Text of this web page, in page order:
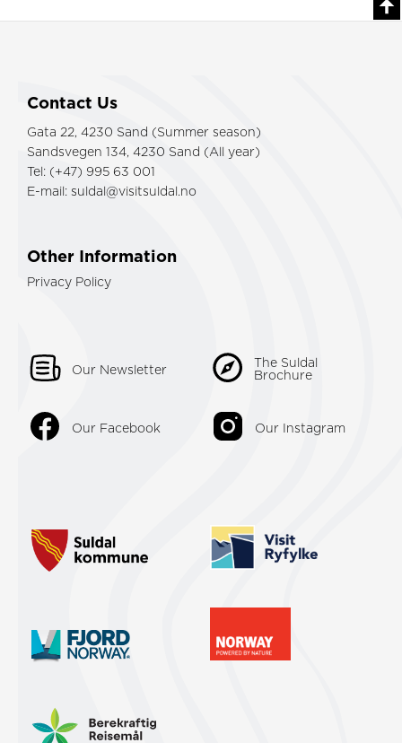
Contact Us
Gata 22, 4230 Sand (Summer season)
Sandsvegen 134, 4230 Sand (All year)
Tel: (+47) 995 63 001
E-mail: suldal@visitsuldal.no
Other Information
Privacy Policy
Our Newsletter
The Suldal
Brochure
Our Facebook Our Instagram